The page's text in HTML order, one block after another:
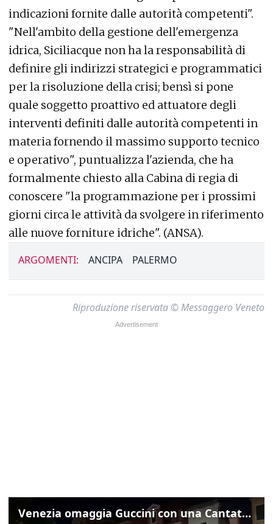
indicazioni fornite dalle autorità competenti".
"Nell'ambito della gestione dell'emergenza
idrica, Siciliacque non ha la responsabilità di
definire gli indirizzi strategici e programmatici
per la risoluzione della crisi; bensì si pone
quale soggetto proattivo ed attuatore degli
interventi definiti dalle autorità competenti in
materia fornendo il massimo supporto tecnico
e operativo", puntualizza l'azienda, che ha
formalmente chiesto alla Cabina di regia di
conoscere "la programmazione per i prossimi
giorni circa le attività da svolgere in riferimento
alle nuove forniture idriche". (ANSA).
ARGOMENTI: ANCIPA PALERMO
Riproduzione riservata © Messaggero Veneto
Venezia omaggia Guccini con una Cantata Anarchica in campo Santa Margherita